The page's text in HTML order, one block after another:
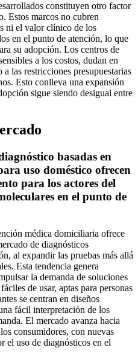
constituyen otro factor
Estos marcos no cubren
ni el valor clínico de los
en el punto de atención, lo que
su adopción. Los centros de
a los costos, dudan en
las restricciones presupuestarias
Esto conlleva una expansión
sigue siendo desigual entre
basadas en
uso doméstico ofrecen
para los actores del
en el punto de
médica domiciliaria ofrece
de diagnósticos
al expandir las pruebas más allá
Esta tendencia genera
la demanda de soluciones
de usar, aptas para personas
se centran en diseños
fácil interpretación de los
El mercado avanza hacia
consumidores, con nuevas
el uso de diagnósticos en el